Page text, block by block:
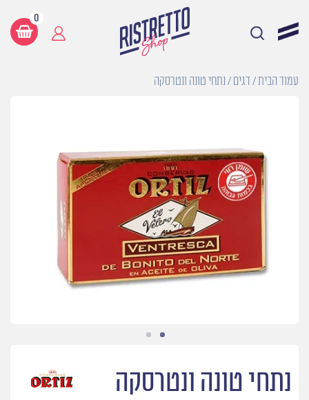
0
עמוד הבית/דגים/ נתחי טונה ונטרסקה
נתחי טונה ונטרסקה